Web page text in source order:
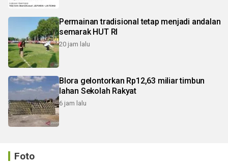
Permainan tradisional tetap menjadi andalan
semarak HUT RI
20 jam lalu
Blora gelontorkan Rp12,63 miliar timbun
lahan Sekolah Rakyat
6 jam lalu
Foto